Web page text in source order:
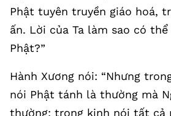
Phật tuyên truyền giáo hoá,
ấn. Lời của Ta làm sao có
Phật?”
Hành Xương nói: “Nhưng
nói Phật tánh là thường mà
thường; trong kinh nói tất cả